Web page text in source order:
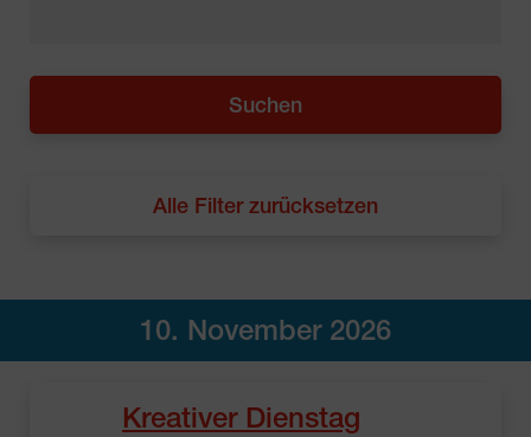
Alle Filter zurücksetzen
10. November 2026
Kreativer Dienstag